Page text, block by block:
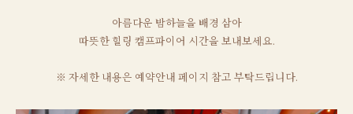
아름다운 밤하늘을 배경 삼아
따뜻한 힐링 캠프파이어 시간을 보내보세요.
※ 자세한 내용은 예약안내 페이지 참고 부탁드립니다.